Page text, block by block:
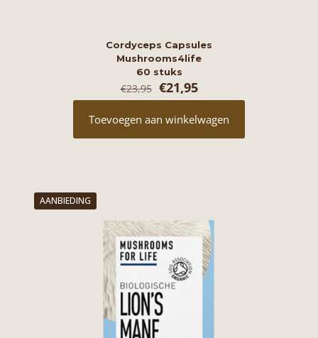
Cordyceps Capsules
Mushrooms4life
60 stuks
€23,95 Oorspronkelijke
prijs
was:
€23,95.
€21,95Huidige
prijs
is:
€21,95.
Toevoegen aan winkelwagen
AANBIEDING